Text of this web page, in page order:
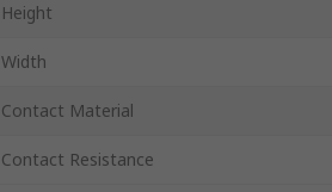
Height
Width
Contact Material
Contact Resistance